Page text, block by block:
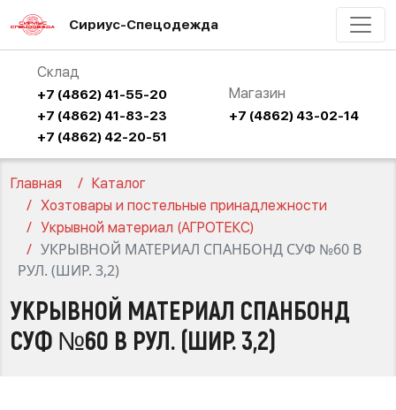
Сириус-Спецодежда
Склад
+7 (4862) 41-55-20
+7 (4862) 41-83-23
+7 (4862) 42-20-51
Магазин
+7 (4862) 43-02-14
Главная
Каталог
Хозтовары и постельные принадлежности
Укрывной материал (АГРОТЕКС)
УКРЫВНОЙ МАТЕРИАЛ СПАНБОНД СУФ №60 В
РУЛ. (ШИР. 3,2)
УКРЫВНОЙ МАТЕРИАЛ СПАНБОНД
СУФ №60 В РУЛ. (ШИР. 3,2)